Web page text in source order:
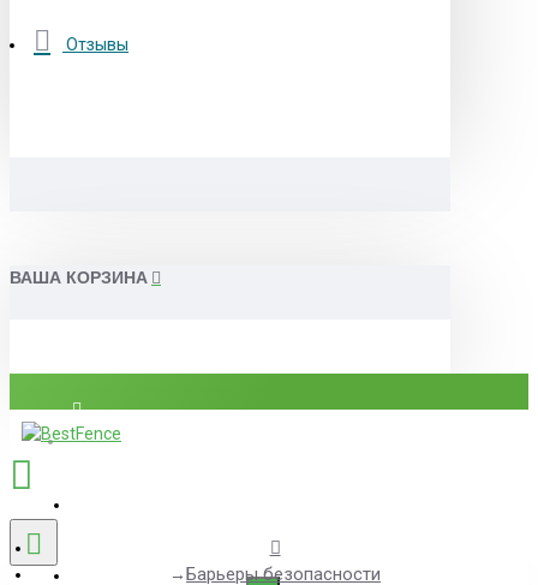
Отзывы
ВАША КОРЗИНА
Вход
8(812)507-84-54Барьеры безопасности